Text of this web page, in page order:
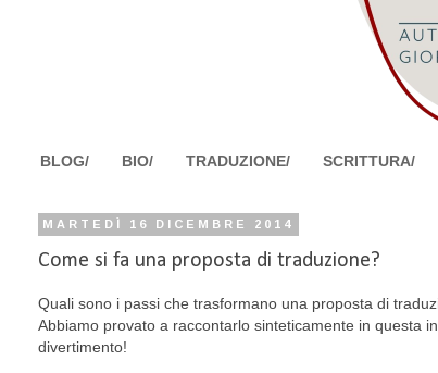
BLOG/ BIO/ TRADUZIONE/ SCRITTURA/
MARTEDÌ 16 DICEMBRE 2014
Come si fa una proposta di traduzione?
Quali sono i passi che trasformano una proposta di
Abbiamo provato a raccontarlo sinteticamente in questa
divertimento!